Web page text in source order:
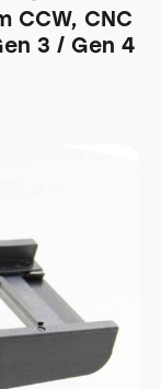
CCW, CNC
3 / Gen 4